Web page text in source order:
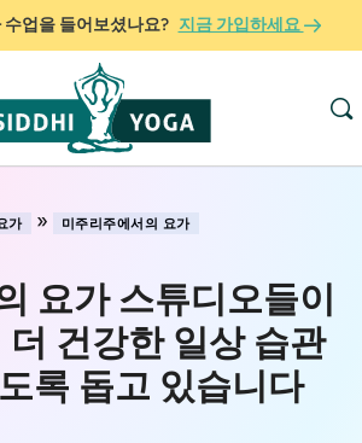
수업을 들어보셨나요? 지금 가입하세요
가 » 미주리주에서의 요가
요가 스튜디오들이
건강한 일상 습관
록 돕고 있습니다